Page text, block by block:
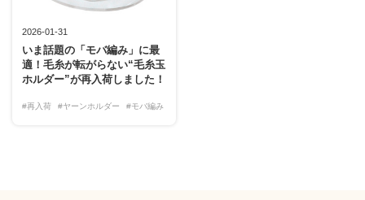
2026-01-31
いま話題の「モバ編み」に最
適！毛糸が転がらない“毛糸玉
ホルダー”が再入荷しました！
#再入荷 #ヤーンホルダー #モバ編み